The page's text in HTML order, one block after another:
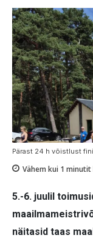
Pärast 24 h võistlust
Vähem kui 1 minutit
5.-6. juulil
näitasid taas